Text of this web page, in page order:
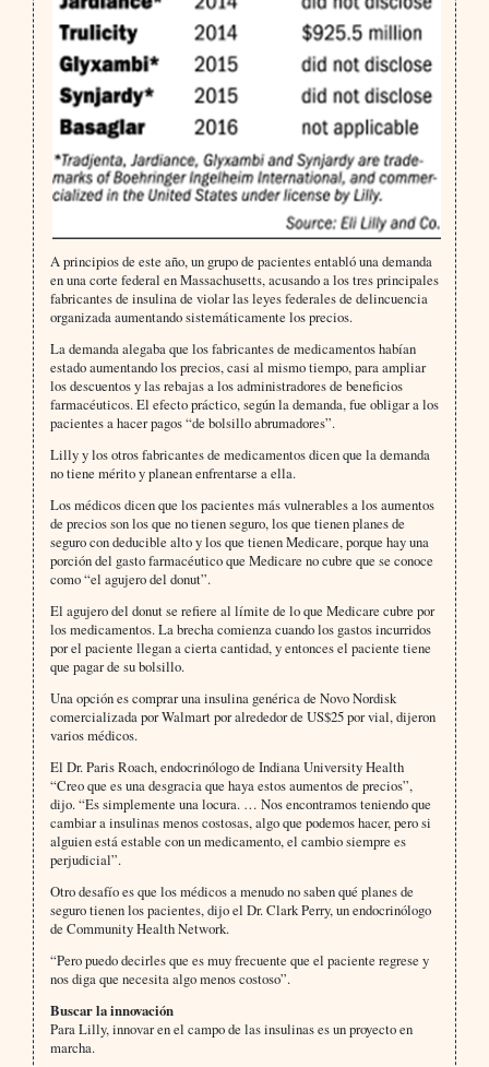
A principios de este año, un grupo de pacientes entabló una demanda
en una corte federal en Massachusetts, acusando a los tres principales
fabricantes de insulina de violar las leyes federales de delincuencia
organizada aumentando sistemáticamente los precios.
La demanda alegaba que los fabricantes de medicamentos habían
estado aumentando los precios, casi al mismo tiempo, para ampliar
los descuentos y las rebajas a los administradores de beneficios
farmacéuticos. El efecto práctico, según la demanda, fue obligar a los
pacientes a hacer pagos “de bolsillo abrumadores”.
Lilly y los otros fabricantes de medicamentos dicen que la demanda
no tiene mérito y planean enfrentarse a ella.
Los médicos dicen que los pacientes más vulnerables a los aumentos
de precios son los que no tienen seguro, los que tienen planes de
seguro con deducible alto y los que tienen Medicare, porque hay una
porción del gasto farmacéutico que Medicare no cubre que se conoce
como “el agujero del donut”.
El agujero del donut se refiere al límite de lo que Medicare cubre por
los medicamentos. La brecha comienza cuando los gastos incurridos
por el paciente llegan a cierta cantidad, y entonces el paciente tiene
que pagar de su bolsillo.
Una opción es comprar una insulina genérica de Novo Nordisk
comercializada por Walmart por alrededor de US$25 por vial, dijeron
varios médicos.
El Dr. Paris Roach, endocrinólogo de Indiana University Health
“Creo que es una desgracia que haya estos aumentos de precios”,
dijo. “Es simplemente una locura. … Nos encontramos teniendo que
cambiar a insulinas menos costosas, algo que podemos hacer, pero si
alguien está estable con un medicamento, el cambio siempre es
perjudicial”.
Otro desafío es que los médicos a menudo no saben qué planes de
seguro tienen los pacientes, dijo el Dr. Clark Perry, un endocrinólogo
de Community Health Network.
“Pero puedo decirles que es muy frecuente que el paciente regrese y
nos diga que necesita algo menos costoso”.
Buscar la innovación
Para Lilly, innovar en el campo de las insulinas es un proyecto en
marcha.